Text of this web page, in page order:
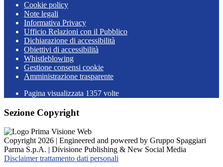
Cookie policy
Note legali
Informativa Privacy
Ufficio Relazioni con il Pubblico
Dichiarazione di accessibilità
Obiettivi di accessibilità
Whistleblowing
Gestione consensi cookie
Amministrazione trasparente
Pagina visualizzata 1357 volte
Sezione Copyright
Copyright 2026 | Engineered and powered by Gruppo Spaggiari
Parma S.p.A. | Divisione Publishing & New Social Media
Disclaimer trattamento dati personali